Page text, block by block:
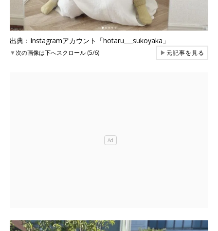
出典：Instagramアカウント「hotaru___sukoyaka」
▼次の画像は下へスクロール (5/6) ▶元記事を見る